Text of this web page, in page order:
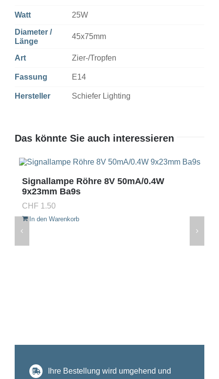
Watt 25W
Diameter /
Länge
45x75mm
Art Zier-/Tropfen
Fassung E14
Hersteller Schiefer Lighting
Das könnte Sie auch interessieren
Signallampe Röhre 8V 50mA/0.4W
9x23mm Ba9s
CHF 1.50
In den Warenkorb
Ihre Bestellung wird umgehend und